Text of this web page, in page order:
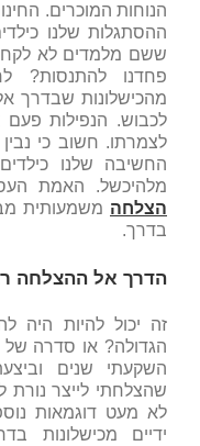
הנוחות המוכרים.
ההסתגלות שלנו
ששם מלמדים לא
פחדנו להתנסות?
מהכישלונות שבדרך
לכבוש. הנפילות
לצמרתו. חשוב כי
החשיבה שלנו
מלהיכשל. האמת
הצלחה משמעותית
בדרך.
הדרך אל ההצלחה
זה יכול להיות היה
הגדולה? או סדרה של
שהצלחתי לייצר
לא מעט דוגמאות
ידיים מכישלונות